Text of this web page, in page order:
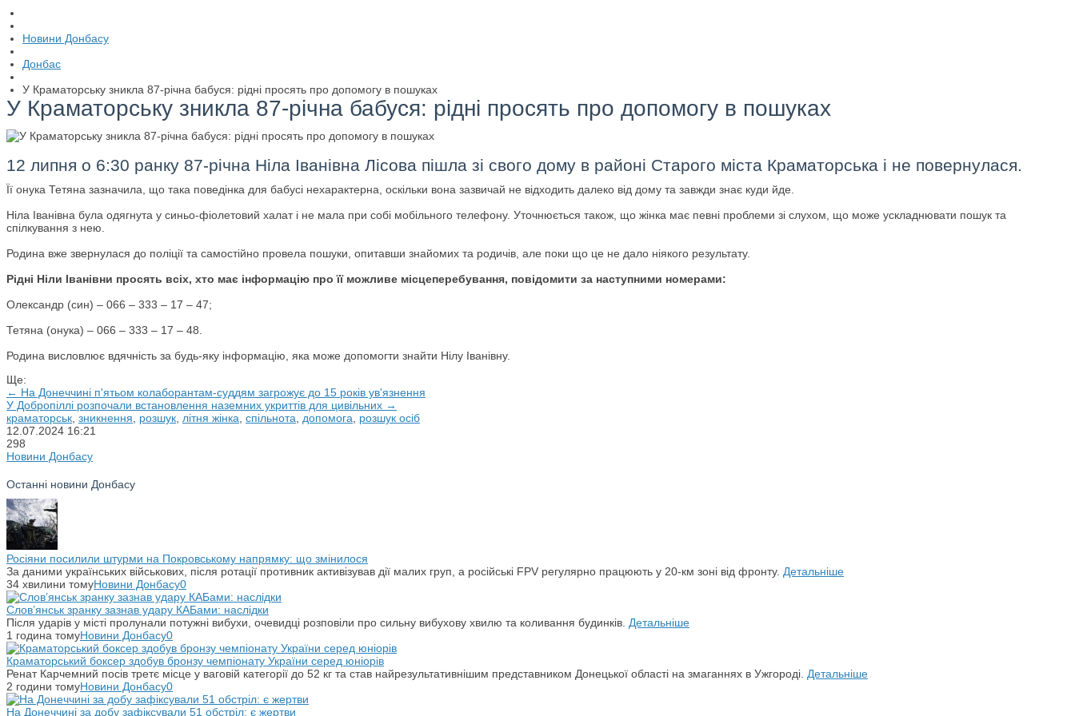
Новини Донбасу
Донбас
У Краматорську зникла 87-річна бабуся: рідні просять про допомогу в пошуках
У Краматорську зникла 87-річна бабуся: рідні просять про допомогу в пошуках
12 липня о 6:30 ранку 87-річна Ніла Іванівна Лісова пішла зі свого дому в районі Старого міста Краматорська і не повернулася.
Її онука Тетяна зазначила, що така поведінка для бабусі нехарактерна, оскільки вона зазвичай не відходить далеко від дому та завжди знає куди йде.
Ніла Іванівна була одягнута у синьо-фіолетовий халат і не мала при собі мобільного телефону. Уточнюється також, що жінка має певні проблеми зі слухом, що може ускладнювати пошук та
спілкування з нею.
Родина вже звернулася до поліції та самостійно провела пошуки, опитавши знайомих та родичів, але поки що це не дало ніякого результату.
Рідні Ніли Іванівни просять всіх, хто має інформацію про її можливе місцеперебування, повідомити за наступними номерами:
Олександр (син) – 066 – 333 – 17 – 47;
Тетяна (онука) – 066 – 333 – 17 – 48.
Родина висловлює вдячність за будь-яку інформацію, яка може допомогти знайти Нілу Іванівну.
Ще:
← На Донеччині п'ятьом колаборантам-суддям загрожує до 15 років ув'язнення
У Добропіллі розпочали встановлення наземних укриттів для цивільних →
краматорськ, зникнення, розшук, літня жінка, спільнота, допомога, розшук осіб
12.07.2024 16:21
298
Новини Донбасу
Останні новини Донбасу
Росіяни посилили штурми на Покровському напрямку: що змінилося
За даними українських військових, після ротації противник активізував дії малих груп, а російські FPV регулярно працюють у 20-км зоні від фронту. Детальніше
34 хвилини томуНовини Донбасу0
Слов’янськ зранку зазнав удару КАБами: наслідки
Після ударів у місті пролунали потужні вибухи, очевидці розповіли про сильну вибухову хвилю та коливання будинків. Детальніше
1 година томуНовини Донбасу0
Краматорський боксер здобув бронзу чемпіонату України серед юніорів
Ренат Карчемний посів третє місце у ваговій категорії до 52 кг та став найрезультативнішим представником Донецької області на змаганнях в Ужгороді. Детальніше
2 години томуНовини Донбасу0
На Донеччині за добу зафіксували 51 обстріл: є жертви